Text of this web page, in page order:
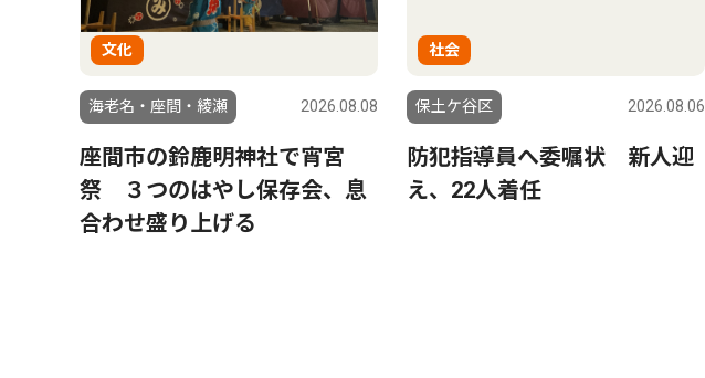
文化
海老名・座間・綾瀬 2026.08.08
座間市の鈴鹿明神社で宵宮
祭 ３つのはやし保存会、息
合わせ盛り上げる
社会
保土ケ谷区 2026.08.06
防犯指導員へ委嘱状 新人迎
え、22人着任